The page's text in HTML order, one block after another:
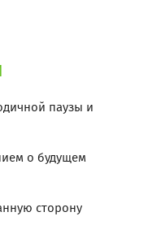
паузы и
о будущем
сторону